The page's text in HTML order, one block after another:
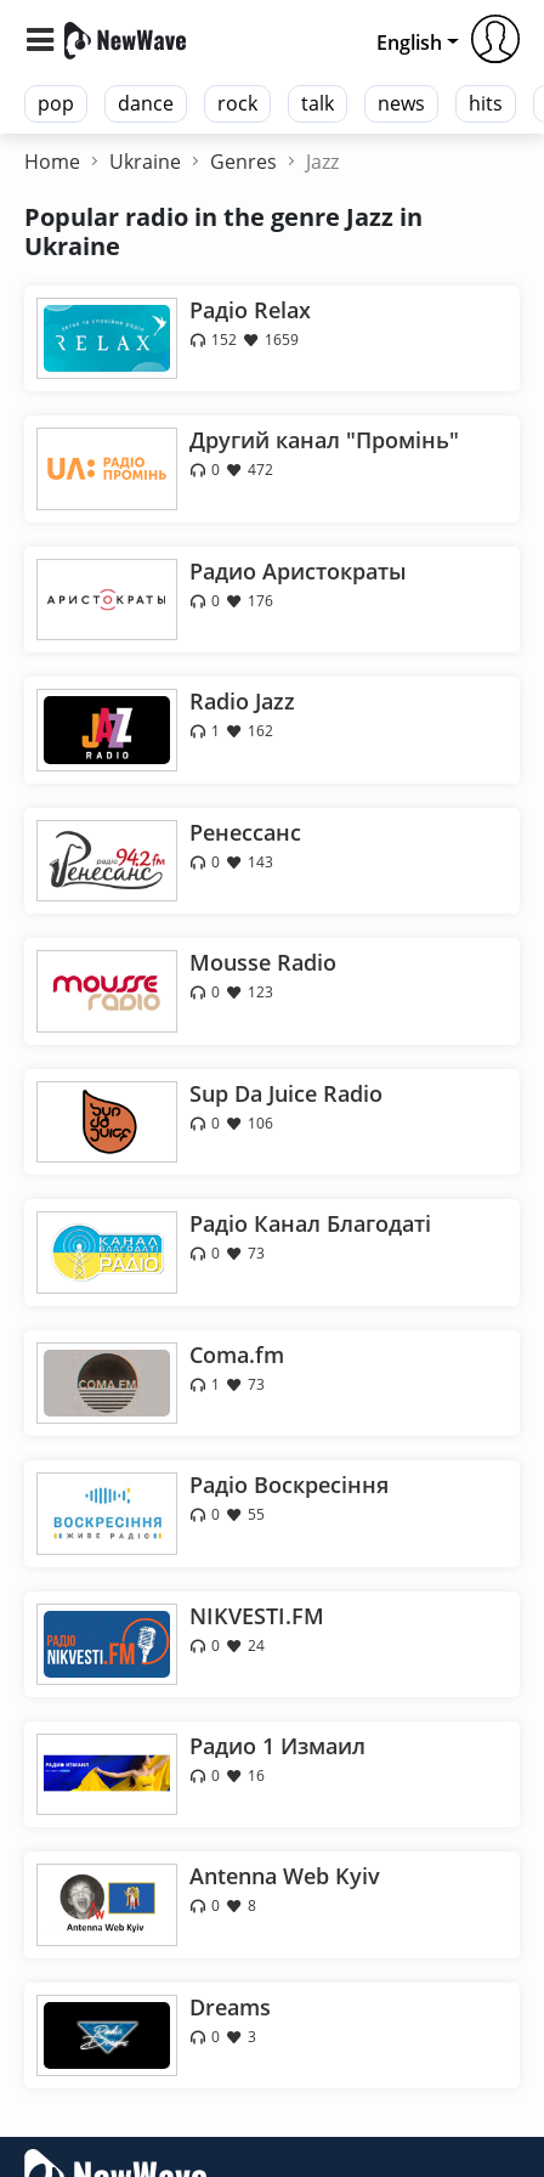
pop dance rock talk news hits
English
Home Ukraine Genres Jazz
Popular radio in the genre Jazz in
Ukraine
Радіо Relax
152 1659
Другий канал "Промiнь"
0 472
Радио Аристократы
0 176
Radio Jazz
1 162
Ренессанс
0 143
Mousse Radio
0 123
Sup Da Juice Radio
0 106
Радіо Канал Благодаті
0 73
Coma.fm
1 73
Радіо Воскресіння
0 55
NIKVESTI.FM
0 24
Радио 1 Измаил
0 16
Antenna Web Kyiv
0 8
Dreams
0 3